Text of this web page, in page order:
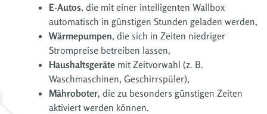
E-Autos, die mit einer intelligenten Wallbox
automatisch in günstigen Stunden geladen werden,
Wärmepumpen, die sich in Zeiten niedriger
Strompreise betreiben lassen,
Haushaltsgeräte mit Zeitvorwahl (z. B.
Waschmaschinen, Geschirrspüler),
Mähroboter, die zu besonders günstigen Zeiten
aktiviert werden können.